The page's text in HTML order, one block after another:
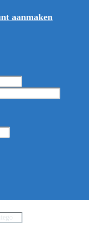
aanmaken